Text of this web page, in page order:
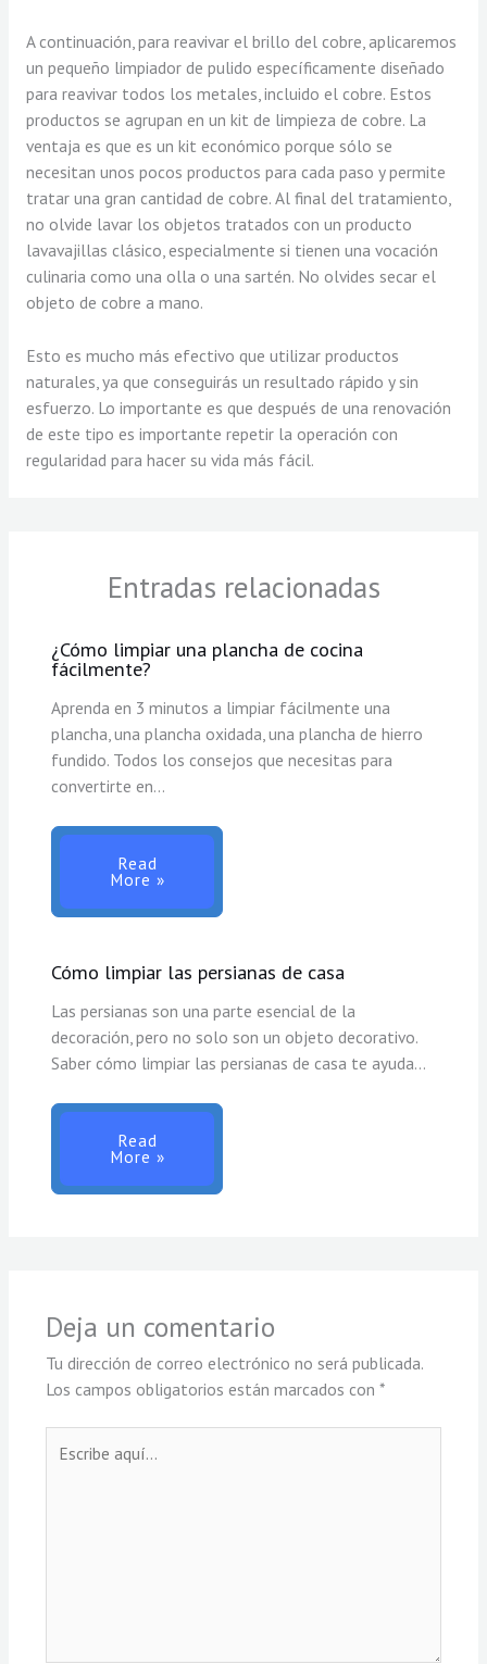
A continuación, para reavivar el brillo del cobre, aplicaremos
un pequeño limpiador de pulido específicamente diseñado
para reavivar todos los metales, incluido el cobre. Estos
productos se agrupan en un kit de limpieza de cobre. La
ventaja es que es un kit económico porque sólo se
necesitan unos pocos productos para cada paso y permite
tratar una gran cantidad de cobre. Al final del tratamiento,
no olvide lavar los objetos tratados con un producto
lavavajillas clásico, especialmente si tienen una vocación
culinaria como una olla o una sartén. No olvides secar el
objeto de cobre a mano.
Esto es mucho más efectivo que utilizar productos
naturales, ya que conseguirás un resultado rápido y sin
esfuerzo. Lo importante es que después de una renovación
de este tipo es importante repetir la operación con
regularidad para hacer su vida más fácil.
Entradas relacionadas
¿Cómo limpiar una plancha de cocina
fácilmente?
Aprenda en 3 minutos a limpiar fácilmente una
plancha, una plancha oxidada, una plancha de hierro
fundido. Todos los consejos que necesitas para
convertirte en…
Read
More »
Cómo limpiar las persianas de casa
Las persianas son una parte esencial de la
decoración, pero no solo son un objeto decorativo.
Saber cómo limpiar las persianas de casa te ayuda…
Read
More »
Deja un comentario
Tu dirección de correo electrónico no será publicada.
Los campos obligatorios están marcados con *
aquí...